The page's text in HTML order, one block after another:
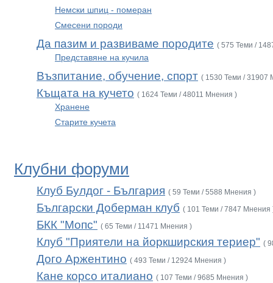
Немски шпиц - померан
Смесени породи
Да пазим и развиваме породите ( 575 Теми /
Представяне на кучила
Възпитание, обучение, спорт ( 1530 Теми / 31907
Къщата на кучето ( 1624 Теми / 48011 Мнения )
Хранене
Старите кучета
Клубни форуми
Клуб Булдог - България ( 59 Теми / 5588 Мнения )
Български Доберман клуб ( 101 Теми / 7847 Мнения
БКК "Мопс" ( 65 Теми / 11471 Мнения )
Клуб "Приятели на йоркширския териер" (
Дого Аржентино ( 493 Теми / 12924 Мнения )
Кане корсо италиано ( 107 Теми / 9685 Мнения )